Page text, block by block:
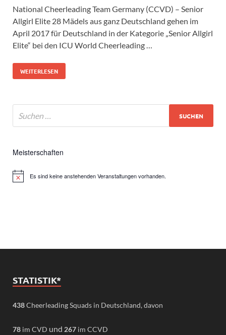
National Cheerleading Team Germany (CCVD) – Senior
Allgirl Elite 28 Mädels aus ganz Deutschland gehen im
April 2017 für Deutschland in der Kategorie „Senior Allgirl
Elite“ bei den ICU World Cheerleading …
WEITERLESEN
Meisterschaften
HinweisEs sind keine anstehenden Veranstaltungen vorhanden.
STATISTIK*
438Cheerleading Squads in Deutschland, davon
78 im CVD und 267 im CCVD